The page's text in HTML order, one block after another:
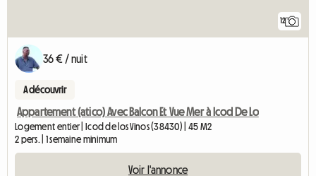
12
36 € / nuit
A découvrir
Appartement (atico) Avec Balcon Et Vue Mer à Icod De Lo
Logement entier | Icod de los Vinos (38430) | 45 M2
2 pers. | 1 semaine minimum
Voir l'annonce